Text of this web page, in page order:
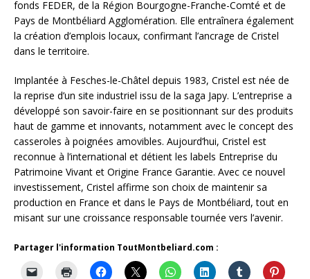
fonds FEDER, de la Région Bourgogne-Franche-Comté et de
Pays de Montbéliard Agglomération. Elle entraînera également
la création d’emplois locaux, confirmant l’ancrage de Cristel
dans le territoire.
Implantée à Fesches-le-Châtel depuis 1983, Cristel est née de
la reprise d’un site industriel issu de la saga Japy. L’entreprise a
développé son savoir-faire en se positionnant sur des produits
haut de gamme et innovants, notamment avec le concept des
casseroles à poignées amovibles. Aujourd’hui, Cristel est
reconnue à l’international et détient les labels Entreprise du
Patrimoine Vivant et Origine France Garantie. Avec ce nouvel
investissement, Cristel affirme son choix de maintenir sa
production en France et dans le Pays de Montbéliard, tout en
misant sur une croissance responsable tournée vers l’avenir.
Partager l'information ToutMontbeliard.com :